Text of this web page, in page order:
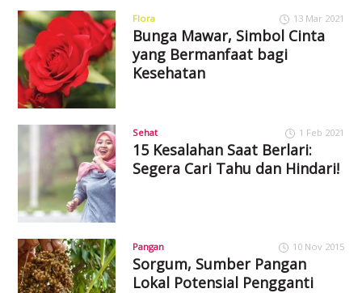
Flora 13 Mar 2021
Bunga Mawar, Simbol Cinta
yang Bermanfaat bagi
Kesehatan
Sehat 1 Feb 2021
15 Kesalahan Saat Berlari:
Segera Cari Tahu dan Hindari!
Pangan 10 Nov 2015
Sorgum, Sumber Pangan
Lokal Potensial Pengganti